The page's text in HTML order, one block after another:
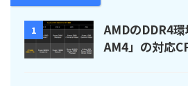
1
AMDのDDR4
AM4」の対応